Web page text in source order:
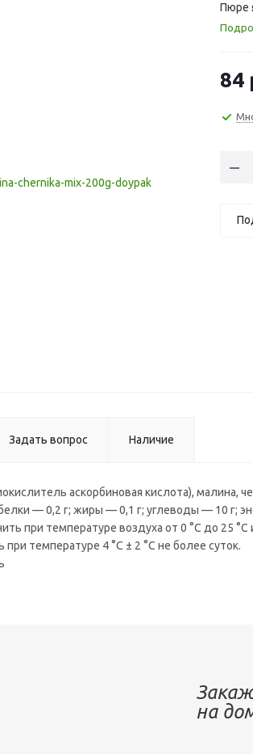
Пюре
84
Задать вопрос Наличие
аскорбиновая кислота), малина,
— 0,2 г; жиры — 0,1 г; углеводы — 10 г;
при температуре воздуха от 0 °С до 25 °С
температуре 4 °С ± 2 °С не более суток.
на